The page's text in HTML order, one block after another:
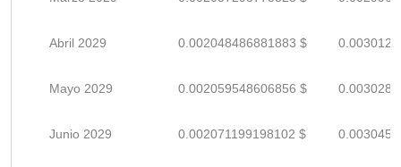
Abril 2029 0.002048486881883 $
Mayo 2029 0.002059548606856 $
Junio 2029 0.002071199198102 $